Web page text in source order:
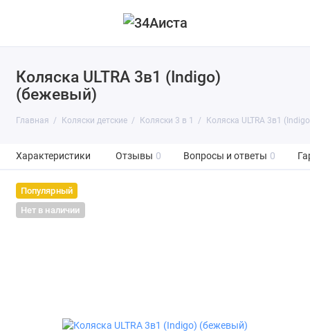
Коляска ULTRA 3в1 (Indigo)
(бежевый)
Главная Коляски детские Коляски 3 в 1 Коляска ULTRA 3в1
Характеристики Отзывы 0 Вопросы и ответы 0
Популярный
Нет в наличии